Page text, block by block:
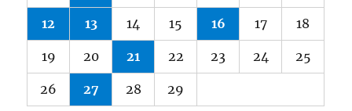
12 13 14 15 16 17 18
19 20 21 22 23 24 25
26 27 28 29